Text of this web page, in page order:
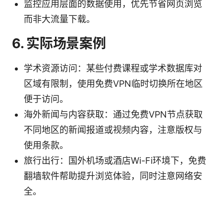
监控应用层面的数据使用，优先节省网页浏览
而非大流量下载。
6. 实际场景案例
学术资源访问：某些付费课程或学术数据库对
区域有限制，使用免费VPN临时切换所在地区
便于访问。
海外新闻与内容获取：通过免费VPN节点获取
不同地区的新闻报道或视频内容，注意版权与
使用条款。
旅行出行：国外机场或酒店Wi-Fi环境下，免费
翻墙软件帮助提升浏览体验，同时注意网络安
全。